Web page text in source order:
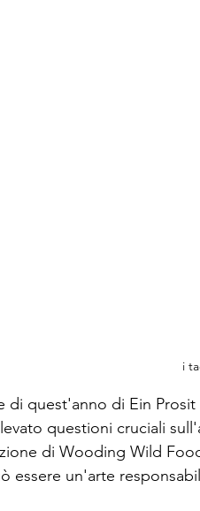
i
di quest'anno di Ein
questioni cruciali
di Wooding Wild
essere un'arte